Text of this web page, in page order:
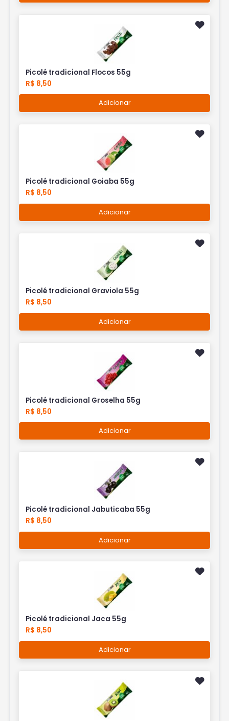
Picolé tradicional Flocos 55g
R$ 8,50
Adicionar
Picolé tradicional Goiaba 55g
R$ 8,50
Adicionar
Picolé tradicional Graviola 55g
R$ 8,50
Adicionar
Picolé tradicional Groselha 55g
R$ 8,50
Adicionar
Picolé tradicional Jabuticaba 55g
R$ 8,50
Adicionar
Picolé tradicional Jaca 55g
R$ 8,50
Adicionar